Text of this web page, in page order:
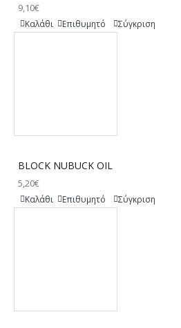
9,10€
Καλάθι Επιθυμητό Σύγκριση
BLOCK NUBUCK OIL
5,20€
Καλάθι Επιθυμητό Σύγκριση